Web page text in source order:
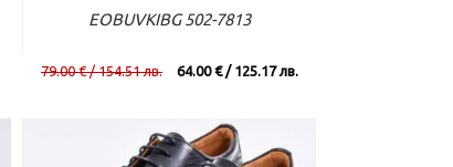
EOBUVKIBG 502-7813
79.00 € / 154.51 лв. 64.00 € / 125.17 лв.